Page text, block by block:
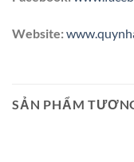
Website:
SẢN PHẨM